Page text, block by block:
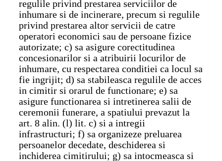
regulile privind prestarea serviciilor de
inhumare si de incinerare, precum si regulile
privind prestarea altor servicii de catre
operatori economici sau de persoane fizice
autorizate; c) sa asigure corectitudinea
concesionarilor si a atribuirii locurilor de
inhumare, cu respectarea conditiei ca locul sa
fie ingrijit; d) sa stabileasca regulile de acces
in cimitir si orarul de functionare; e) sa
asigure functionarea si intretinerea salii de
ceremonii funerare, a spatiului prevazut la
art. 8 alin. (l) lit. c) si a intregii
infrastructuri; f) sa organizeze preluarea
persoanelor decedate, deschiderea si
inchiderea cimitirului; g) sa intocmeasca si